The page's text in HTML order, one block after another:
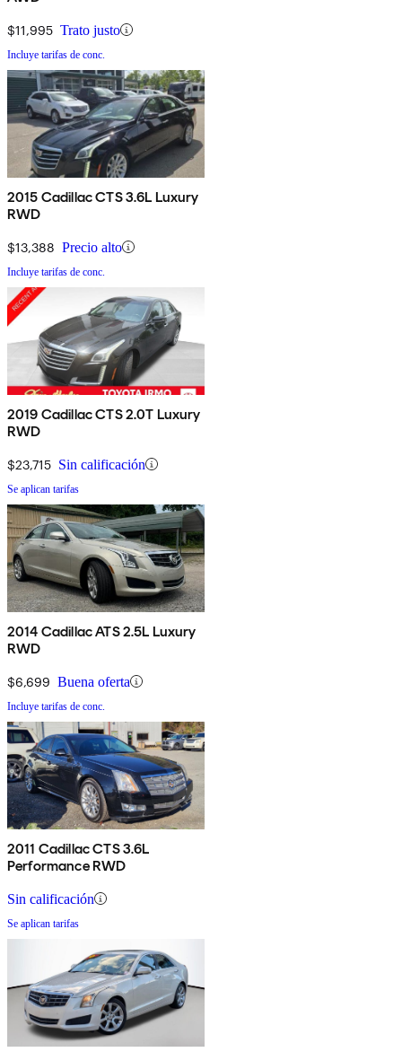
$11,995 Trato justo
Incluye tarifas de conc.
2015 Cadillac CTS 3.6L Luxury
RWD
$13,388 Precio alto
Incluye tarifas de conc.
2019 Cadillac CTS 2.0T Luxury
RWD
$23,715 Sin calificación
Se aplican tarifas
2014 Cadillac ATS 2.5L Luxury
RWD
$6,699 Buena oferta
Incluye tarifas de conc.
2011 Cadillac CTS 3.6L
Performance RWD
Sin calificación
Se aplican tarifas